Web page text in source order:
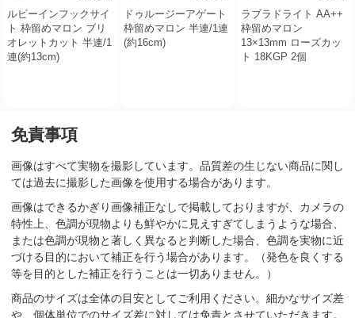
ルビーインフックサイ
ト 枠留めマロン ブリ
オレットカット 半連/1
連(約13cm)
ドゥルージーアゲート
枠留めマロン 半連/1連
(約16cm)
ラブラドライト AA++
枠留めマロン
13×13mm ローズカッ
ト 18KGP 2個
免責事項
画像はすべて実物を撮影しています。品質差の生じない商品に関し
ては過去に撮影した画像を使用する場合があります。
画像はできるかぎり画像補正なしで掲載しておりますが、カメラの
特性上、色調が現物よりも鮮やかに見えすぎてしまうような場合、
または色調が現物と著しく異なると判断した場合、色調を実物に近
づける目的において補正を行う場合があります。（発色を良くする
等を目的とした補正を行うことは一切ありません。）
商品のサイズは全体の目安としてご利用ください。細かなサイズ差
や、個体単位でのサイズ差に対しては免責とさせていただきます。